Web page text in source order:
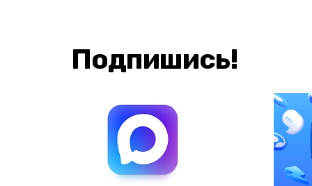
Подпишись!